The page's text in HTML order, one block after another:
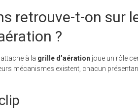
retrouve-t-on sur
?
à la grille d’aération joue un rôle
mécanismes existent, chacun